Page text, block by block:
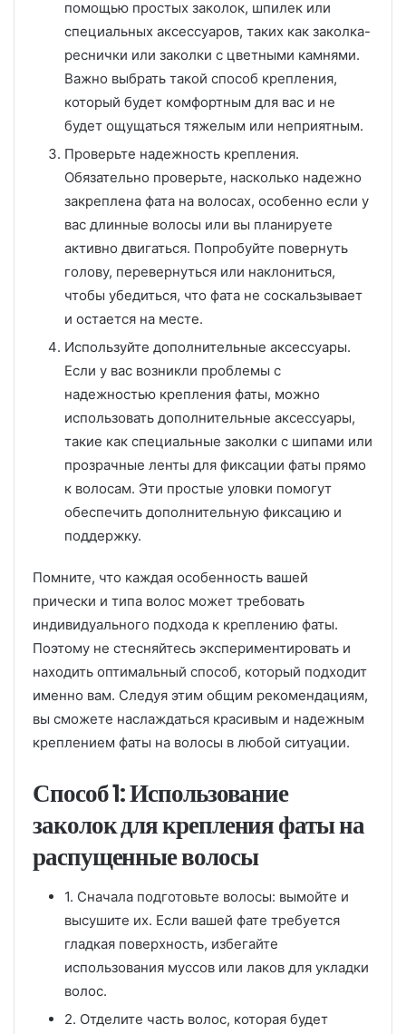
помощью простых заколок, шпилек или
специальных аксессуаров, таких как заколка-
реснички или заколки с цветными камнями.
Важно выбрать такой способ крепления,
который будет комфортным для вас и не
будет ощущаться тяжелым или неприятным.
Проверьте надежность крепления.
Обязательно проверьте, насколько надежно
закреплена фата на волосах, особенно если у
вас длинные волосы или вы планируете
активно двигаться. Попробуйте повернуть
голову, перевернуться или наклониться,
чтобы убедиться, что фата не соскальзывает
и остается на месте.
Используйте дополнительные аксессуары.
Если у вас возникли проблемы с
надежностью крепления фаты, можно
использовать дополнительные аксессуары,
такие как специальные заколки с шипами или
прозрачные ленты для фиксации фаты прямо
к волосам. Эти простые уловки помогут
обеспечить дополнительную фиксацию и
поддержку.
Помните, что каждая особенность вашей
прически и типа волос может требовать
индивидуального подхода к креплению фаты.
Поэтому не стесняйтесь экспериментировать и
находить оптимальный способ, который подходит
именно вам. Следуя этим общим рекомендациям,
вы сможете наслаждаться красивым и надежным
креплением фаты на волосы в любой ситуации.
Способ 1: Использование
заколок для крепления фаты на
распущенные волосы
1. Сначала подготовьте волосы: вымойте и
высушите их. Если вашей фате требуется
гладкая поверхность, избегайте
использования муссов или лаков для укладки
волос.
2. Отделите часть волос, которая будет